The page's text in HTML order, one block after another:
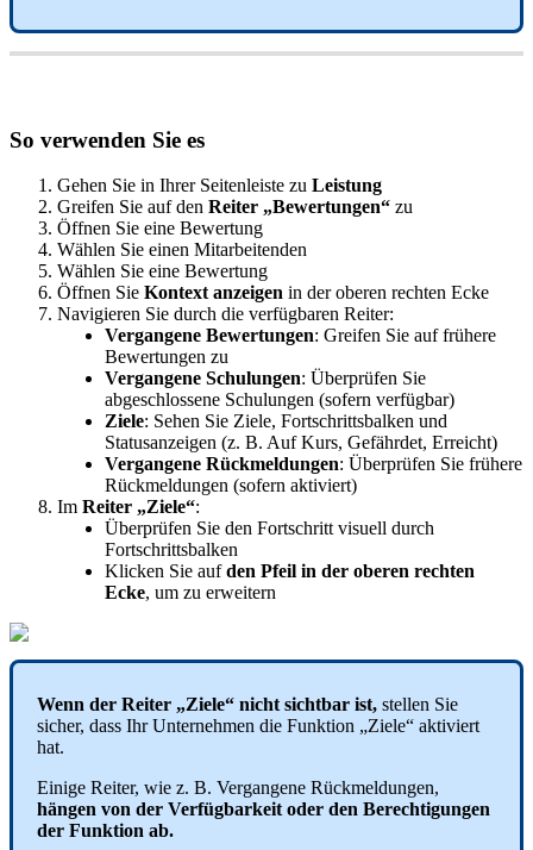
So verwenden Sie es
Gehen Sie in Ihrer Seitenleiste zu Leistung
Greifen Sie auf den Reiter „Bewertungen“ zu
Öffnen Sie eine Bewertung
Wählen Sie einen Mitarbeitenden
Wählen Sie eine Bewertung
Öffnen Sie Kontext anzeigen in der oberen rechten Ecke
Navigieren Sie durch die verfügbaren Reiter:
Vergangene Bewertungen: Greifen Sie auf frühere
Bewertungen zu
Vergangene Schulungen: Überprüfen Sie
abgeschlossene Schulungen (sofern verfügbar)
Ziele: Sehen Sie Ziele, Fortschrittsbalken und
Statusanzeigen (z. B. Auf Kurs, Gefährdet, Erreicht)
Vergangene Rückmeldungen: Überprüfen Sie frühere
Rückmeldungen (sofern aktiviert)
Im Reiter „Ziele“:
Überprüfen Sie den Fortschritt visuell durch
Fortschrittsbalken
Klicken Sie auf den Pfeil in der oberen rechten
Ecke, um zu erweitern
Wenn der Reiter „Ziele“ nicht sichtbar ist, stellen Sie
sicher, dass Ihr Unternehmen die Funktion „Ziele“ aktiviert
hat.
Einige Reiter, wie z. B. Vergangene Rückmeldungen,
hängen von der Verfügbarkeit oder den Berechtigungen
der Funktion ab.